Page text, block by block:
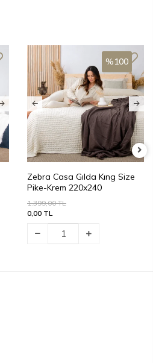
Zebra Casa Gılda Kıng Size
Pike-Krem 220x240
1.399,00 TL
0,00 TL
%100